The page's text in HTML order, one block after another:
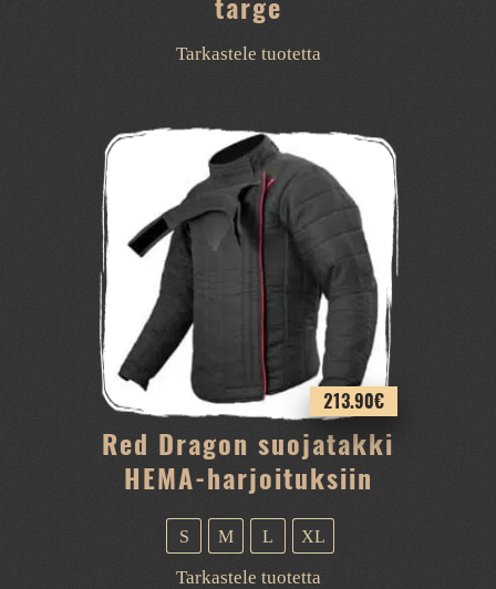
targe
Tarkastele tuotetta
Red Dragon suojatakki
HEMA-harjoituksiin
213.90€
S M L XL
Tarkastele tuotettaTällä